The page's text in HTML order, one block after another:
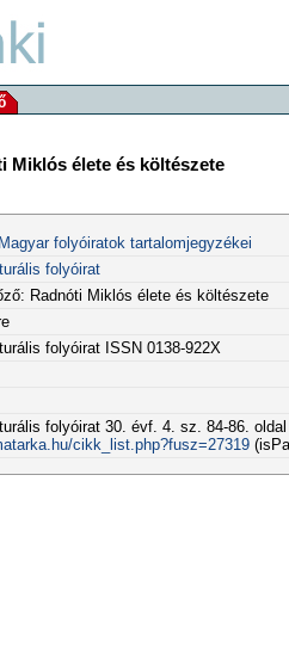
Miklós élete és költészete
folyóiratok tartalomjegyzékei
folyóirat
Radnóti Miklós élete és költészete
folyóirat ISSN 0138-922X
folyóirat 30. évf. 4. sz. 84-86. oldal
cikk_list.php?fusz=27319